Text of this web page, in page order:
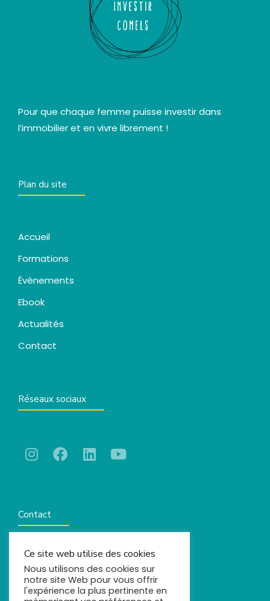
Pour que chaque femme puisse investir dans
l’immobilier et en vivre librement !
Plan du site
Accueil
Formations
Évènements
Ebook
Actualités
Contact
Réseaux sociaux
Contact
contact@comels.fr
Ce site web utilise des cookies
Nous utilisons des cookies sur
notre site Web pour vous offrir
l'expérience la plus pertinente en